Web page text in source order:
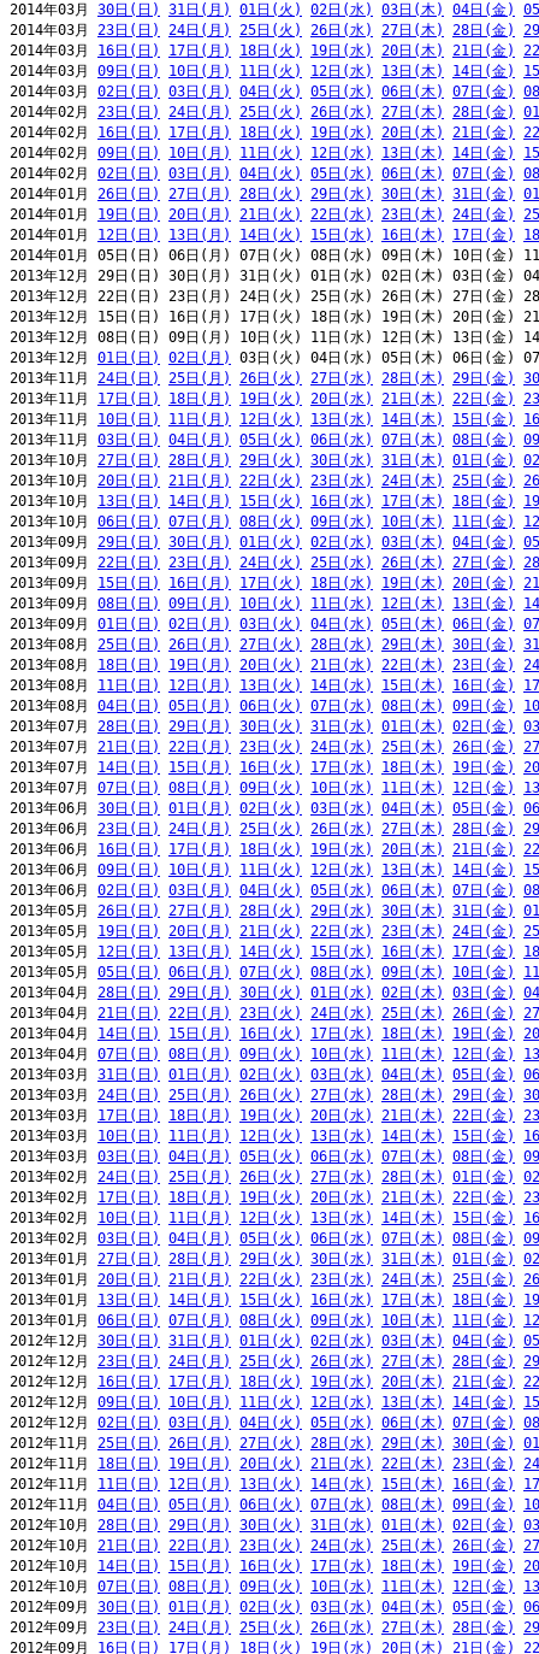
2014年03月 30日(日) 31日(月) 01日(火) 02日(水) 03日(木) 04日(金)
2014年03月 23日(日) 24日(月) 25日(火) 26日(水) 27日(木) 28日(金)
2014年03月 16日(日) 17日(月) 18日(火) 19日(水) 20日(木) 21日(金)
2014年03月 09日(日) 10日(月) 11日(火) 12日(水) 13日(木) 14日(金)
2014年03月 02日(日) 03日(月) 04日(火) 05日(水) 06日(木) 07日(金)
2014年02月 23日(日) 24日(月) 25日(火) 26日(水) 27日(木) 28日(金)
2014年02月 16日(日) 17日(月) 18日(火) 19日(水) 20日(木) 21日(金)
2014年02月 09日(日) 10日(月) 11日(火) 12日(水) 13日(木) 14日(金)
2014年02月 02日(日) 03日(月) 04日(火) 05日(水) 06日(木) 07日(金)
2014年01月 26日(日) 27日(月) 28日(火) 29日(水) 30日(木) 31日(金)
2014年01月 19日(日) 20日(月) 21日(火) 22日(水) 23日(木) 24日(金)
2014年01月 12日(日) 13日(月) 14日(火) 15日(水) 16日(木) 17日(金)
2014年01月 05日(日) 06日(月) 07日(火) 08日(水) 09日(木) 10日(金)
2013年12月 29日(日) 30日(月) 31日(火) 01日(水) 02日(木) 03日(金)
2013年12月 22日(日) 23日(月) 24日(火) 25日(水) 26日(木) 27日(金)
2013年12月 15日(日) 16日(月) 17日(火) 18日(水) 19日(木) 20日(金)
2013年12月 08日(日) 09日(月) 10日(火) 11日(水) 12日(木) 13日(金)
2013年12月 01日(日) 02日(月)
03日(火) 04日(水) 05日(木) 06日(金)
2013年11月 24日(日) 25日(月) 26日(火) 27日(水) 28日(木) 29日(金)
2013年11月 17日(日) 18日(月) 19日(火) 20日(水) 21日(木) 22日(金)
2013年11月 10日(日) 11日(月) 12日(火) 13日(水) 14日(木) 15日(金)
2013年11月 03日(日) 04日(月) 05日(火) 06日(水) 07日(木) 08日(金)
2013年10月 27日(日) 28日(月) 29日(火) 30日(水) 31日(木) 01日(金)
2013年10月 20日(日) 21日(月) 22日(火) 23日(水) 24日(木) 25日(金)
2013年10月 13日(日) 14日(月) 15日(火) 16日(水) 17日(木) 18日(金)
2013年10月 06日(日) 07日(月) 08日(火) 09日(水) 10日(木) 11日(金)
2013年09月 29日(日) 30日(月) 01日(火) 02日(水) 03日(木) 04日(金)
2013年09月 22日(日) 23日(月) 24日(火) 25日(水) 26日(木) 27日(金)
2013年09月 15日(日) 16日(月) 17日(火) 18日(水) 19日(木) 20日(金)
2013年09月 08日(日) 09日(月) 10日(火) 11日(水) 12日(木) 13日(金)
2013年09月 01日(日) 02日(月) 03日(火) 04日(水) 05日(木) 06日(金)
2013年08月 25日(日) 26日(月) 27日(火) 28日(水) 29日(木) 30日(金)
2013年08月 18日(日) 19日(月) 20日(火) 21日(水) 22日(木) 23日(金)
2013年08月 11日(日) 12日(月) 13日(火) 14日(水) 15日(木) 16日(金)
2013年08月 04日(日) 05日(月) 06日(火) 07日(水) 08日(木) 09日(金)
2013年07月 28日(日) 29日(月) 30日(火) 31日(水) 01日(木) 02日(金)
2013年07月 21日(日) 22日(月) 23日(火) 24日(水) 25日(木) 26日(金)
2013年07月 14日(日) 15日(月) 16日(火) 17日(水) 18日(木) 19日(金)
2013年07月 07日(日) 08日(月) 09日(火) 10日(水) 11日(木) 12日(金)
2013年06月 30日(日) 01日(月) 02日(火) 03日(水) 04日(木) 05日(金)
2013年06月 23日(日) 24日(月) 25日(火) 26日(水) 27日(木) 28日(金)
2013年06月 16日(日) 17日(月) 18日(火) 19日(水) 20日(木) 21日(金)
2013年06月 09日(日) 10日(月) 11日(火) 12日(水) 13日(木) 14日(金)
2013年06月 02日(日) 03日(月) 04日(火) 05日(水) 06日(木) 07日(金)
2013年05月 26日(日) 27日(月) 28日(火) 29日(水) 30日(木) 31日(金)
2013年05月 19日(日) 20日(月) 21日(火) 22日(水) 23日(木) 24日(金)
2013年05月 12日(日) 13日(月) 14日(火) 15日(水) 16日(木) 17日(金)
2013年05月 05日(日) 06日(月) 07日(火) 08日(水) 09日(木) 10日(金)
2013年04月 28日(日) 29日(月) 30日(火) 01日(水) 02日(木) 03日(金)
2013年04月 21日(日) 22日(月) 23日(火) 24日(水) 25日(木) 26日(金)
2013年04月 14日(日) 15日(月) 16日(火) 17日(水) 18日(木) 19日(金)
2013年04月 07日(日) 08日(月) 09日(火) 10日(水) 11日(木) 12日(金)
2013年03月 31日(日) 01日(月) 02日(火) 03日(水) 04日(木) 05日(金)
2013年03月 24日(日) 25日(月) 26日(火) 27日(水) 28日(木) 29日(金)
2013年03月 17日(日) 18日(月) 19日(火) 20日(水) 21日(木) 22日(金)
2013年03月 10日(日) 11日(月) 12日(火) 13日(水) 14日(木) 15日(金)
2013年03月 03日(日) 04日(月) 05日(火) 06日(水) 07日(木) 08日(金)
2013年02月 24日(日) 25日(月) 26日(火) 27日(水) 28日(木) 01日(金)
2013年02月 17日(日) 18日(月) 19日(火) 20日(水) 21日(木) 22日(金)
2013年02月 10日(日) 11日(月) 12日(火) 13日(水) 14日(木) 15日(金)
2013年02月 03日(日) 04日(月) 05日(火) 06日(水) 07日(木) 08日(金)
2013年01月 27日(日) 28日(月) 29日(火) 30日(水) 31日(木) 01日(金)
2013年01月 20日(日) 21日(月) 22日(火) 23日(水) 24日(木) 25日(金)
2013年01月 13日(日) 14日(月) 15日(火) 16日(水) 17日(木) 18日(金)
2013年01月 06日(日) 07日(月) 08日(火) 09日(水) 10日(木) 11日(金)
2012年12月 30日(日) 31日(月) 01日(火) 02日(水) 03日(木) 04日(金)
2012年12月 23日(日) 24日(月) 25日(火) 26日(水) 27日(木) 28日(金)
2012年12月 16日(日) 17日(月) 18日(火) 19日(水) 20日(木) 21日(金)
2012年12月 09日(日) 10日(月) 11日(火) 12日(水) 13日(木) 14日(金)
2012年12月 02日(日) 03日(月) 04日(火) 05日(水) 06日(木) 07日(金)
2012年11月 25日(日) 26日(月) 27日(火) 28日(水) 29日(木) 30日(金)
2012年11月 18日(日) 19日(月) 20日(火) 21日(水) 22日(木) 23日(金)
2012年11月 11日(日) 12日(月) 13日(火) 14日(水) 15日(木) 16日(金)
2012年11月 04日(日) 05日(月) 06日(火) 07日(水) 08日(木) 09日(金)
2012年10月 28日(日) 29日(月) 30日(火) 31日(水) 01日(木) 02日(金)
2012年10月 21日(日) 22日(月) 23日(火) 24日(水) 25日(木) 26日(金)
2012年10月 14日(日) 15日(月) 16日(火) 17日(水) 18日(木) 19日(金)
2012年10月 07日(日) 08日(月) 09日(火) 10日(水) 11日(木) 12日(金)
2012年09月 30日(日) 01日(月) 02日(火) 03日(水) 04日(木) 05日(金)
2012年09月 23日(日) 24日(月) 25日(火) 26日(水) 27日(木) 28日(金)
2012年09月 16日(日) 17日(月) 18日(火) 19日(水) 20日(木) 21日(金)